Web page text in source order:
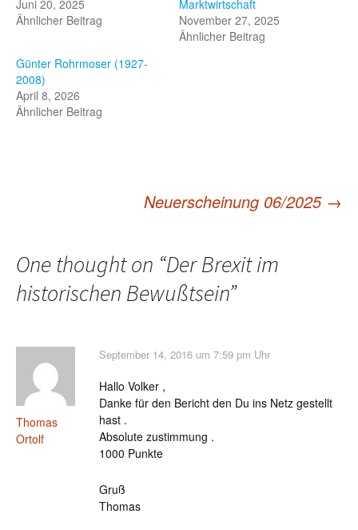
Juni 20, 2025
Ähnlicher Beitrag
Marktwirtschaft
November 27, 2025
Ähnlicher Beitrag
Günter Rohrmoser (1927-
2008)
April 8, 2026
Ähnlicher Beitrag
navigation
Neuerscheinung 06/2025 →
One thought on “Der Brexit im
historischen Bewußtsein”
Thomas
Ortolf
September 14, 2016 um 7:59 pm Uhr
Hallo Volker ,
Danke für den Bericht den Du ins Netz gestellt
hast .
Absolute zustimmung .
1000 Punkte
Gruß
Thomas